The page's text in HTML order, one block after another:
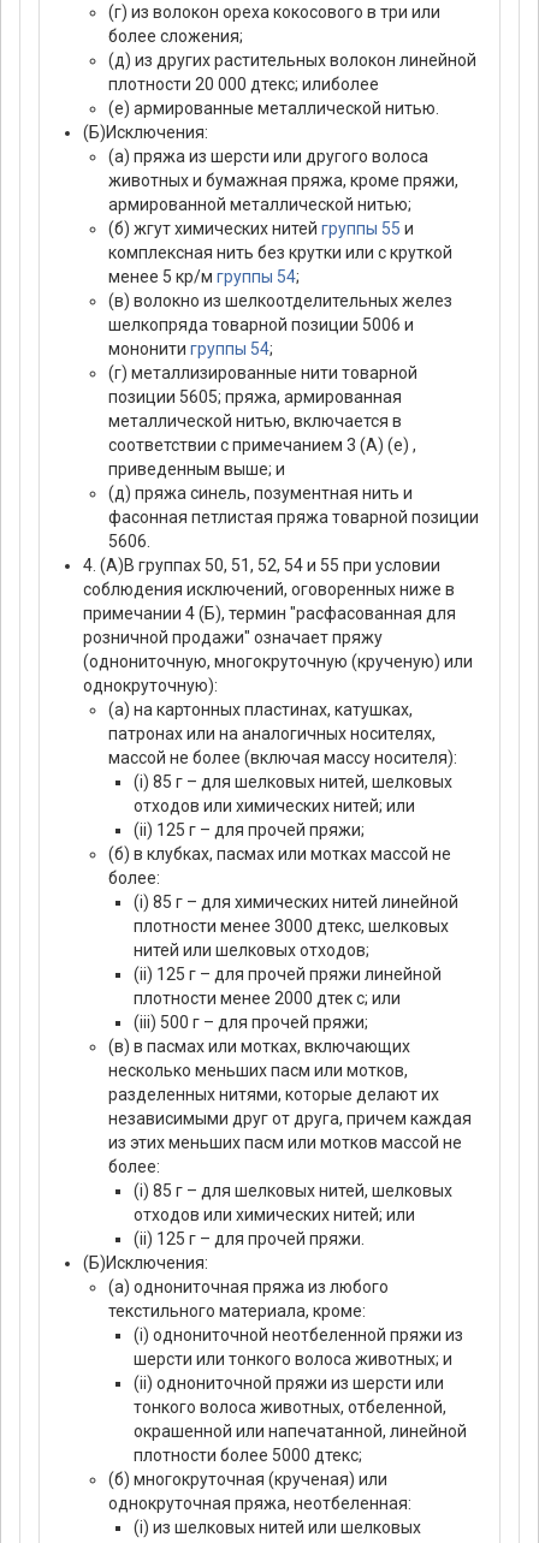
(г) из волокон ореха кокосового в три или
более сложения;
(д) из других растительных волокон линейной
плотности 20 000 дтекс; илиболее
(е) армированные металлической нитью.
(Б)Исключения:
(а) пряжа из шерсти или другого волоса
животных и бумажная пряжа, кроме пряжи,
армированной металлической нитью;
(б) жгут химических нитей группы 55 и
комплексная нить без крутки или с круткой
менее 5 кр/м группы 54;
(в) волокно из шелкоотделительных желез
шелкопряда товарной позиции 5006 и
мононити группы 54;
(г) металлизированные нити товарной
позиции 5605; пряжа, армированная
металлической нитью, включается в
соответствии с примечанием 3 (А) (е) ,
приведенным выше; и
(д) пряжа синель, позументная нить и
фасонная петлистая пряжа товарной позиции
5606.
4. (А)В группах 50, 51, 52, 54 и 55 при условии
соблюдения исключений, оговоренных ниже в
примечании 4 (Б), термин "расфасованная для
розничной продажи" означает пряжу
(однониточную, многокруточную (крученую) или
однокруточную):
(а) на картонных пластинах, катушках,
патронах или на аналогичных носителях,
массой не более (включая массу носителя):
(i) 85 г – для шелковых нитей, шелковых
отходов или химических нитей; или
(ii) 125 г – для прочей пряжи;
(б) в клубках, пасмах или мотках массой не
более:
(i) 85 г – для химических нитей линейной
плотности менее 3000 дтекс, шелковых
нитей или шелковых отходов;
(ii) 125 г – для прочей пряжи линейной
плотности менее 2000 дтек с; или
(iii) 500 г – для прочей пряжи;
(в) в пасмах или мотках, включающих
несколько меньших пасм или мотков,
разделенных нитями, которые делают их
независимыми друг от друга, причем каждая
из этих меньших пасм или мотков массой не
более:
(i) 85 г – для шелковых нитей, шелковых
отходов или химических нитей; или
(ii) 125 г – для прочей пряжи.
(Б)Исключения:
(а) однониточная пряжа из любого
текстильного материала, кроме:
(i) однониточной неотбеленной пряжи из
шерсти или тонкого волоса животных; и
(ii) однониточной пряжи из шерсти или
тонкого волоса животных, отбеленной,
окрашенной или напечатанной, линейной
плотности более 5000 дтекс;
(б) многокруточная (крученая) или
однокруточная пряжа, неотбеленная:
(i) из шелковых нитей или шелковых